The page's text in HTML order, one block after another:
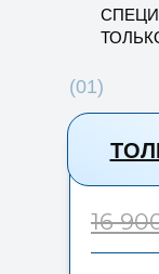
16
(01)